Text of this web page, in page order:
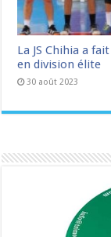
La JS Chihia a
en division élite
30 août 2023